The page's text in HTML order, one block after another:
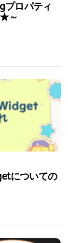
プロパティ
★～
についての